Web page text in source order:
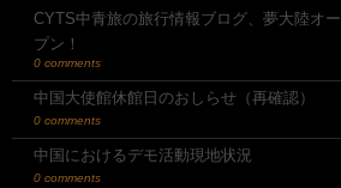
CYTS中青旅の旅行情報ブログ、夢大陸オー
プン！
0 comments
中国大使館休館日のおしらせ（再確認）
0 comments
中国におけるデモ活動現地状況
0 comments